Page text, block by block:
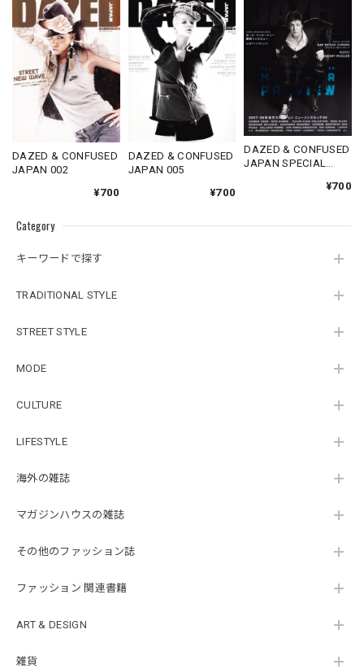
Category
キーワードで探す
TRADITIONAL STYLE
STREET STYLE
MODE
CULTURE
LIFESTYLE
海外の雑誌
マガジンハウスの雑誌
その他のファッション誌
ファッション 関連書籍
ART & DESIGN
雑貨
DAZED & CONFUSED
JAPAN 002
¥700
DAZED & CONFUSED
JAPAN 005
¥700
DAZED & CONFUSED
JAPAN SPECIAL
¥700